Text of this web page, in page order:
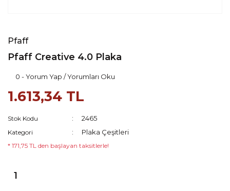
Pfaff
Pfaff Creative 4.0 Plaka
0 - Yorum Yap / Yorumları Oku
1.613,34 TL
Stok Kodu 2465
Kategori Plaka Çeşitleri
* 171,75 TL den başlayan taksitlerle!